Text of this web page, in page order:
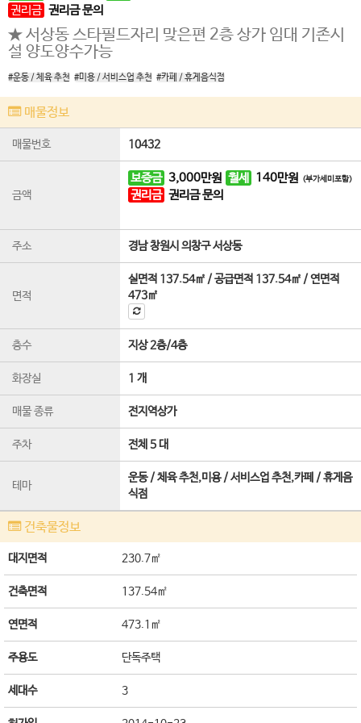
권리금 권리금 문의
★ 서상동 스타필드자리 맞은편 2층 상가 임대 기존시
설 양도양수가능
#운동 / 체육 추천 #미용 / 서비스업 추천 #카페 / 휴게음식점
매물정보
매물번호 10432
금액
보증금 3,000만원 월세 140만원 (부가세미포함)
권리금 권리금 문의
주소 경남 창원시 의창구 서상동
면적
실면적 137.54㎡ /공급면적 137.54㎡ /연면적
473㎡
층수 지상 2층/4층
화장실 1 개
매물 종류 전지역상가
주차 전체 5 대
테마
운동 / 체육 추천,미용 / 서비스업 추천,카페 / 휴게음
식점
건축물정보
대지면적 230.7㎡
건축면적 137.54㎡
연면적 473.1㎡
주용도 단독주택
세대수 3